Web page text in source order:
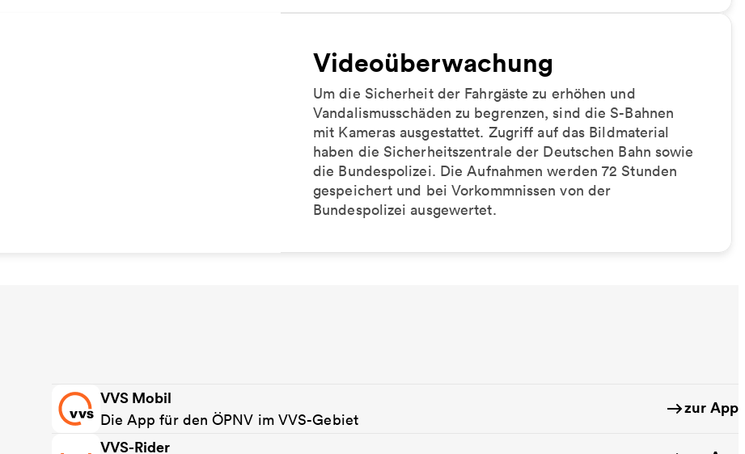
Videoüberwachung
Um die Sicherheit der Fahrgäste zu erhöhen und
Vandalismusschäden zu begrenzen, sind die S-Bahnen
mit Kameras ausgestattet. Zugriff auf das Bildmaterial
haben die Sicherheitszentrale der Deutschen Bahn sowie
die Bundespolizei. Die Aufnahmen werden 72 Stunden
gespeichert und bei Vorkommnissen von der
Bundespolizei ausgewertet.
VVS Mobil
Die App für den ÖPNV im VVS-Gebiet
zur App
VVS-Rider